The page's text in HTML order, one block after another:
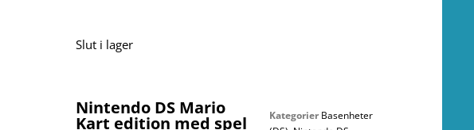
Slut i lager
Nintendo DS Mario
Kart edition med spel Kategorier Basenheter